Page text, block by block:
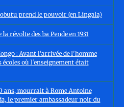
prend le pouvoir (en Lingala)
révolte des ba Pende en 1931
: Avant l'arrivée de l'homme
écoles où l'enseignement était
ans, mourrait à Rome Antoine
le premier ambassadeur noir du